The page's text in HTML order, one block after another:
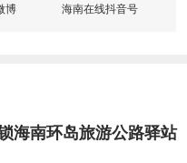
博 海南在线抖音号
海南环岛旅游公路驿站